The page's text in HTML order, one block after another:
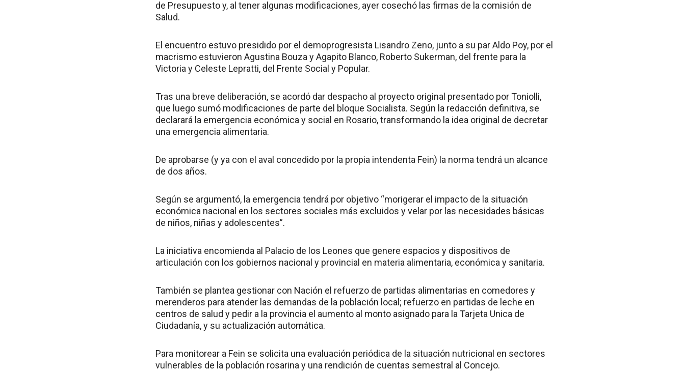
de Presupuesto y, al tener algunas modificaciones, ayer cosechó las firmas de la comisión de
Salud.
El encuentro estuvo presidido por el demoprogresista Lisandro Zeno, junto a su par Aldo Poy, por el
macrismo estuvieron Agustina Bouza y Agapito Blanco, Roberto Sukerman, del frente para la
Victoria y Celeste Lepratti, del Frente Social y Popular.
Tras una breve deliberación, se acordó dar despacho al proyecto original presentado por Toniolli,
que luego sumó modificaciones de parte del bloque Socialista. Según la redacción definitiva, se
declarará la emergencia económica y social en Rosario, transformando la idea original de decretar
una emergencia alimentaria.
De aprobarse (y ya con el aval concedido por la propia intendenta Fein) la norma tendrá un alcance
de dos años.
Según se argumentó, la emergencia tendrá por objetivo “morigerar el impacto de la situación
económica nacional en los sectores sociales más excluidos y velar por las necesidades básicas
de niños, niñas y adolescentes”.
La iniciativa encomienda al Palacio de los Leones que genere espacios y dispositivos de
articulación con los gobiernos nacional y provincial en materia alimentaria, económica y sanitaria.
También se plantea gestionar con Nación el refuerzo de partidas alimentarias en comedores y
merenderos para atender las demandas de la población local; refuerzo en partidas de leche en
centros de salud y pedir a la provincia el aumento al monto asignado para la Tarjeta Unica de
Ciudadanía, y su actualización automática.
Para monitorear a Fein se solicita una evaluación periódica de la situación nutricional en sectores
vulnerables de la población rosarina y una rendición de cuentas semestral al Concejo.